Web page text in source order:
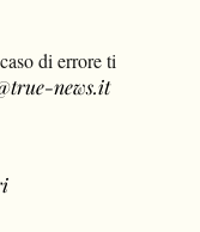
di errore ti
news.it